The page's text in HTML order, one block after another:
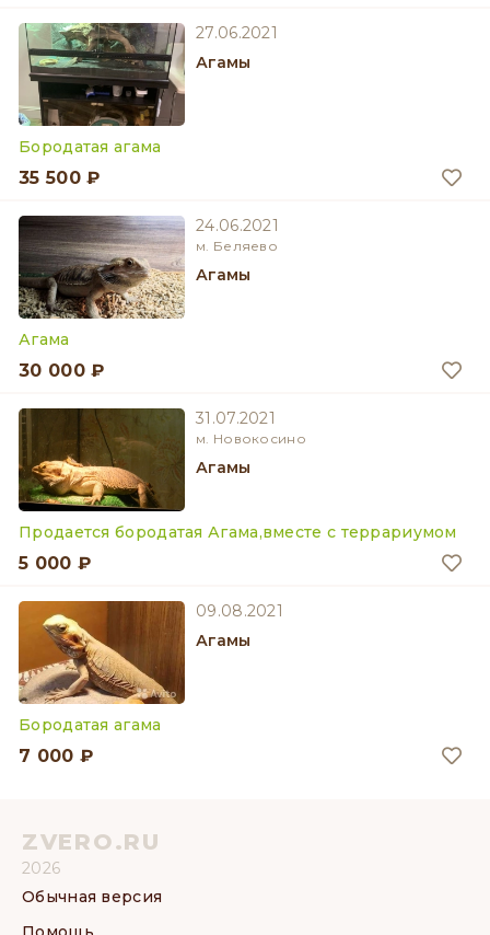
27.06.2021
Агамы
Бородатая агама
35 500 ₽
24.06.2021
м. Беляево
Агамы
Агама
30 000 ₽
31.07.2021
м. Новокосино
Агамы
Продается бородатая Агама,вместе с террариумом
5 000 ₽
09.08.2021
Агамы
Бородатая агама
7 000 ₽
ZVERO.RU
2026
Обычная версия